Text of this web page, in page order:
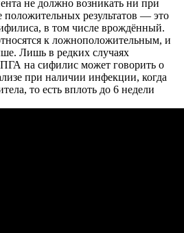
не должно возникать ни при
положительных результатов — это
в том числе врождённый.
к ложноположительным, и
Лишь в редких случаях
на сифилис может говорить о
при наличии инфекции, когда
то есть вплоть до 6 недели